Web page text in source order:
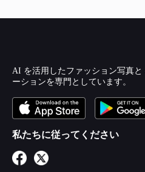
AI を活用したファッション写真と
ーションを専門としています。
私たちに従ってください